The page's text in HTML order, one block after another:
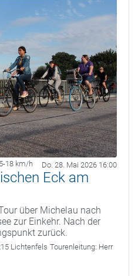
18 km/h Do. 28. Mai 2026 16:00
Eck am
über Michelau nach
zur Einkehr. Nach der
zurück.
Lichtenfels Tourenleitung: Herr